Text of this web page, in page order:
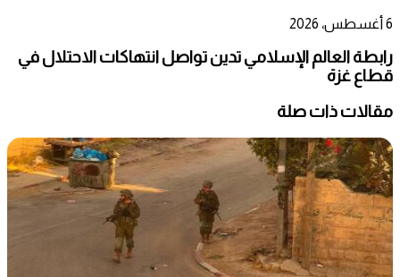
6 أغسطس، 2026
رابطة العالم الإسلامي تدين تواصل انتهاكات الاحتلال في
قطاع غزة
مقالات ذات صلة